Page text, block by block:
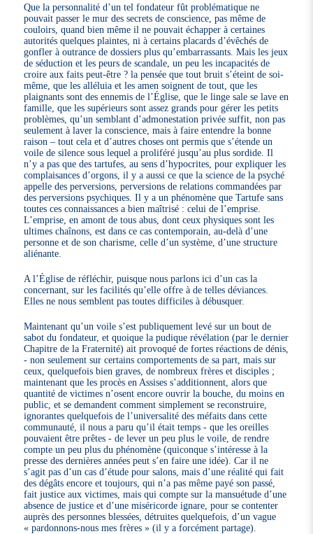
Que la personnalité d’un tel fondateur fût problématique ne
pouvait passer le mur des secrets de conscience, pas même de
couloirs, quand bien même il ne pouvait échapper à certaines
autorités quelques plaintes, ni à certains placards d’évêchés de
gonfler à outrance de dossiers plus qu’embarrassants. Mais les jeux
de séduction et les peurs de scandale, un peu les incapacités de
croire aux faits peut-être ? la pensée que tout bruit s’éteint de soi-
même, que les alléluia et les amen soignent de tout, que les
plaignants sont des ennemis de l’Église, que le linge sale se lave en
famille, que les supérieurs sont assez grands pour gérer les petits
problèmes, qu’un semblant d’admonestation privée suffit, non pas
seulement à laver la conscience, mais à faire entendre la bonne
raison – tout cela et d’autres choses ont permis que s’étende un
voile de silence sous lequel a proliféré jusqu’au plus sordide. Il
n’y a pas que des tartufes, au sens d’hypocrites, pour expliquer les
complaisances d’orgons, il y a aussi ce que la science de la psyché
appelle des perversions, perversions de relations commandées par
des perversions psychiques. Il y a un phénomène que Tartufe sans
toutes ces connaissances a bien maîtrisé : celui de l’emprise.
L’emprise, en amont de tous abus, dont ceux physiques sont les
ultimes chaînons, est dans ce cas contemporain, au-delà d’une
personne et de son charisme, celle d’un système, d’une structure
aliénante.
A l’Église de réfléchir, puisque nous parlons ici d’un cas la
concernant, sur les facilités qu’elle offre à de telles déviances.
Elles ne nous semblent pas toutes difficiles à débusquer.
Maintenant qu’un voile s’est publiquement levé sur un bout de
sabot du fondateur, et quoique la pudique révélation (par le dernier
Chapitre de la Fraternité) ait provoqué de fortes réactions de dénis,
- non seulement sur certains comportements de sa part, mais sur
ceux, quelquefois bien graves, de nombreux frères et disciples ;
maintenant que les procès en Assises s’additionnent, alors que
quantité de victimes n’osent encore ouvrir la bouche, du moins en
public, et se demandent comment simplement se reconstruire,
ignorantes quelquefois de l’universalité des méfaits dans cette
communauté, il nous a paru qu’il était temps - que les oreilles
pouvaient être prêtes - de lever un peu plus le voile, de rendre
compte un peu plus du phénomène (quiconque s’intéresse à la
presse des dernières années peut s’en faire une idée). Car il ne
s’agit pas d’un cas d’étude pour salons, mais d’une réalité qui fait
des dégâts encore et toujours, qui n’a pas même payé son passé,
fait justice aux victimes, mais qui compte sur la mansuétude d’une
absence de justice et d’une miséricorde ignare, pour se contenter
auprès des personnes blessées, détruites quelquefois, d’un vague
« pardonnons-nous mes frères » (il y a forcément partage).